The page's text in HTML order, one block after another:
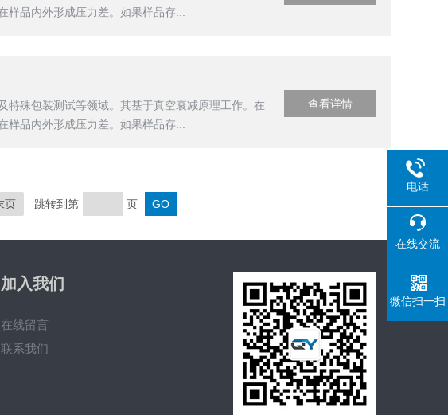
品内外形成压力差。如果样品存...
特殊包装测试等领域。其基于真空衰减原理工作。在
品内外形成压力差。如果样品存...
查看详情
页 跳转到第 页
加入我们
在线留言
联系我们
电话
在线交流
微信扫一扫